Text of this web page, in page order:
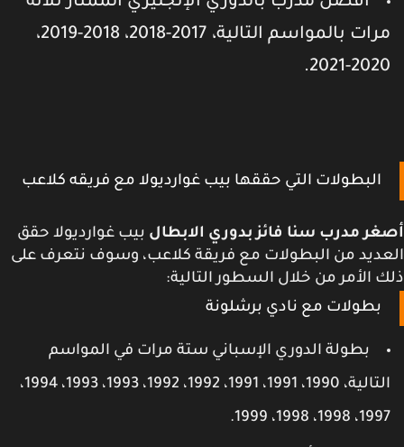
مرات بالمواسم التالية، 2017-2018، 2018-2019،
2020-
البطولات التي حققها بيب غوارديولا مع فريقه كلاعب
مدرب سنا فائز بدوري الابطالبيب غوارديولا حقق
من البطولات مع فريقة كلاعب، وسوف نتعرف على
الأمر من خلال السطور التالية:
بطولات مع نادي برشلونة
بطولة الدوري الإسباني ستة مرات في المواسم
التالية، 1990، 1991، 1991، 1992، 1992، 1993، 1993، 1994،
1998، 1998، 1999.